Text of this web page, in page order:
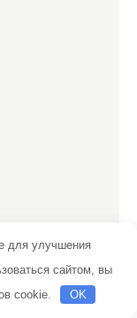
для улучшения
сайтом, вы
cookie.
OK